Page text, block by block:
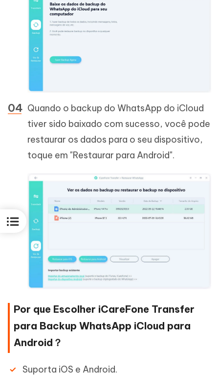
Quando o backup do WhatsApp do iCloud
tiver sido baixado com sucesso, você pode
restaurar os dados para o seu dispositivo,
toque em "Restaurar para Android".
Por que Escolher iCareFone Transfer
para Backup WhatsApp iCloud para
Android？
Suporta iOS e Android.